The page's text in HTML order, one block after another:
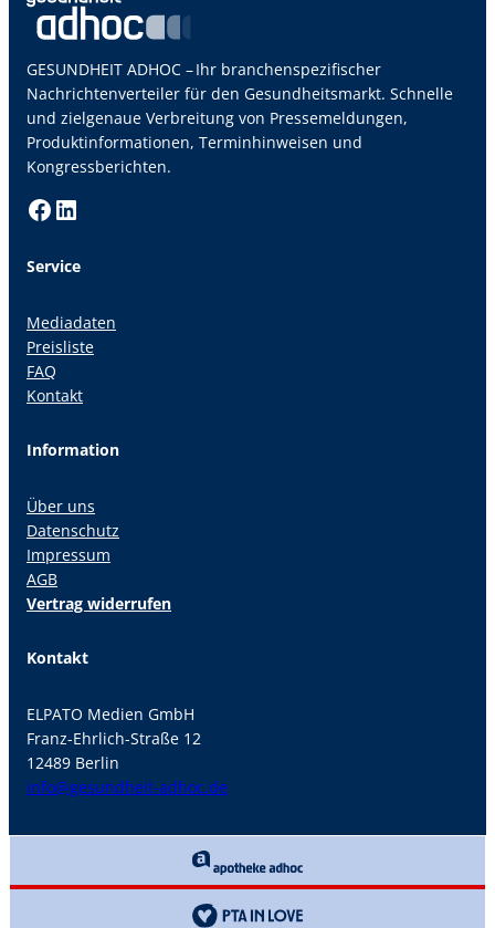
GESUNDHEIT ADHOC – Ihr branchenspezifischer
Nachrichtenverteiler für den Gesundheitsmarkt. Schnelle
und zielgenaue Verbreitung von Pressemeldungen,
Produktinformationen, Terminhinweisen und
Kongressberichten.
Facebook LinkedIn
Service
Mediadaten
Preisliste
FAQ
Kontakt
Information
Über uns
Datenschutz
Impressum
AGB
Vertrag widerrufen
Kontakt
ELPATO Medien GmbH
Franz-Ehrlich-Straße 12
12489 Berlin
info@gesundheit-adhoc.de